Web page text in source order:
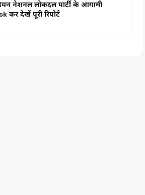
नेशनल लोकदल पार्टी के आगामी
कर देखें पूरी रिपोर्ट